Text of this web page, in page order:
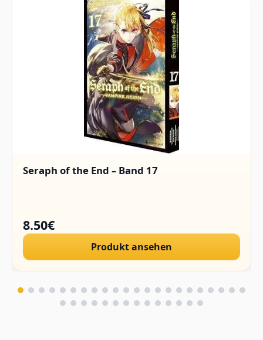
Seraph of the End – Band 17
8.50€
Produkt ansehen